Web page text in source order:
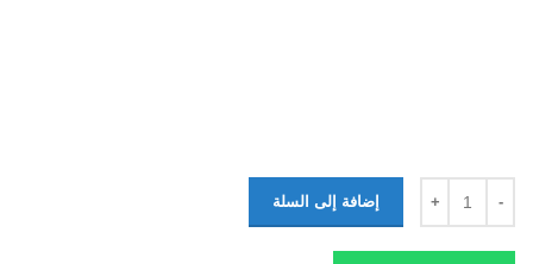
إضافة إلى السلة